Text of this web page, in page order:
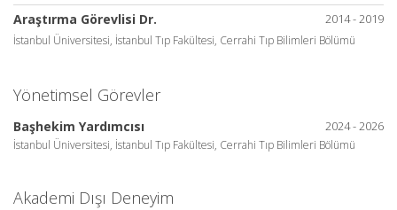
2014 - 2019
Araştırma Görevlisi Dr.
İstanbul Üniversitesi, İstanbul Tıp Fakültesi, Cerrahi Tıp Bilimleri Bölümü
Yönetimsel Görevler
2024 - 2026
Başhekim Yardımcısı
İstanbul Üniversitesi, İstanbul Tıp Fakültesi, Cerrahi Tıp Bilimleri Bölümü
Akademi Dışı Deneyim